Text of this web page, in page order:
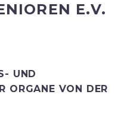
E.V.
UND
ORGANE VON DER